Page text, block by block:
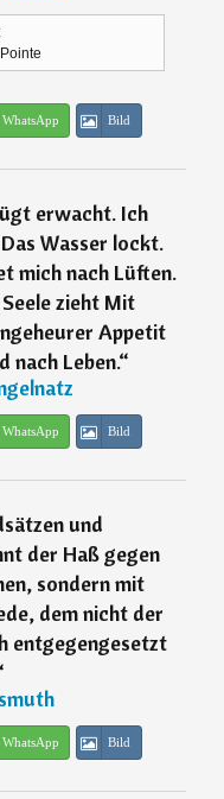
WhatsApp Bild
erwacht. Ich
Wasser lockt.
mich nach Lüften.
zieht Mit
Appetit
nach Leben.“
WhatsApp Bild
und
der Haß gegen
sondern mit
dem nicht der
entgegengesetzt
WhatsApp Bild